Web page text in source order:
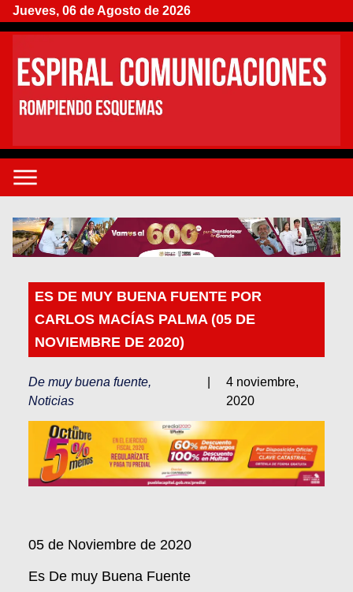
Jueves, 06 de Agosto de 2026
ES DE MUY BUENA FUENTE POR
CARLOS MACÍAS PALMA (05 DE
NOVIEMBRE DE 2020)
De muy buena fuente,
Noticias
4 noviembre,
2020
05 de Noviembre de 2020
Es De muy Buena Fuente